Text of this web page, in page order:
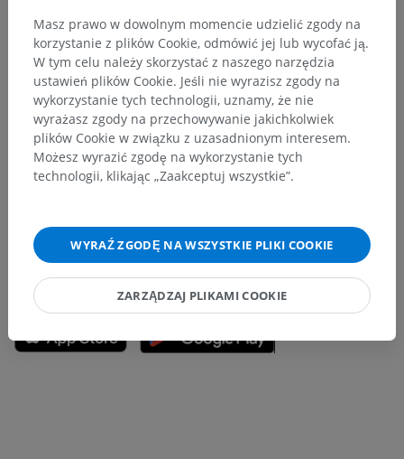
Tłumaczenia
Zauważyłeś błąd?
Zachęcamy do przesyłania sugestii poprawek,
tłumaczeń lub innych treści, które przełożą się na
lepszą jakość materiałów.
POBIERZ APLIKACJĘ
Masz prawo w dowolnym momencie udzielić zgody na
korzystanie z plików Cookie, odmówić jej lub wycofać ją.
W tym celu należy skorzystać z naszego narzędzia
ustawień plików Cookie. Jeśli nie wyrazisz zgody na
wykorzystanie tych technologii, uznamy, że nie
wyrażasz zgody na przechowywanie jakichkolwiek
plików Cookie w związku z uzasadnionym interesem.
Możesz wyrazić zgodę na wykorzystanie tych
technologii, klikając „Zaakceptuj wszystkie”.
WYRAŹ ZGODĘ NA WSZYSTKIE PLIKI COOKIE
ZARZĄDZAJ PLIKAMI COOKIE